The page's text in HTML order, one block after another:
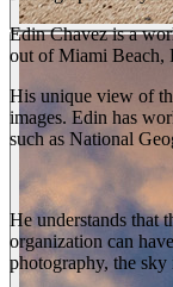
Edin Chavez is a
out of Miami Beach,
His unique view of
images. Edin has
such as National
He understands that
organization can
photography, the